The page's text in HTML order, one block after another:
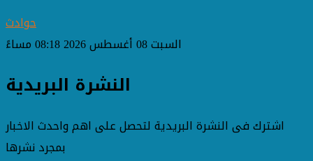
حوادث
السبت 08 أغسطس 2026 08:18 مساءً
النشرة البريدية
اشترك فى النشرة البريدية لتحصل على اهم واحدث الاخبار
بمجرد نشرها